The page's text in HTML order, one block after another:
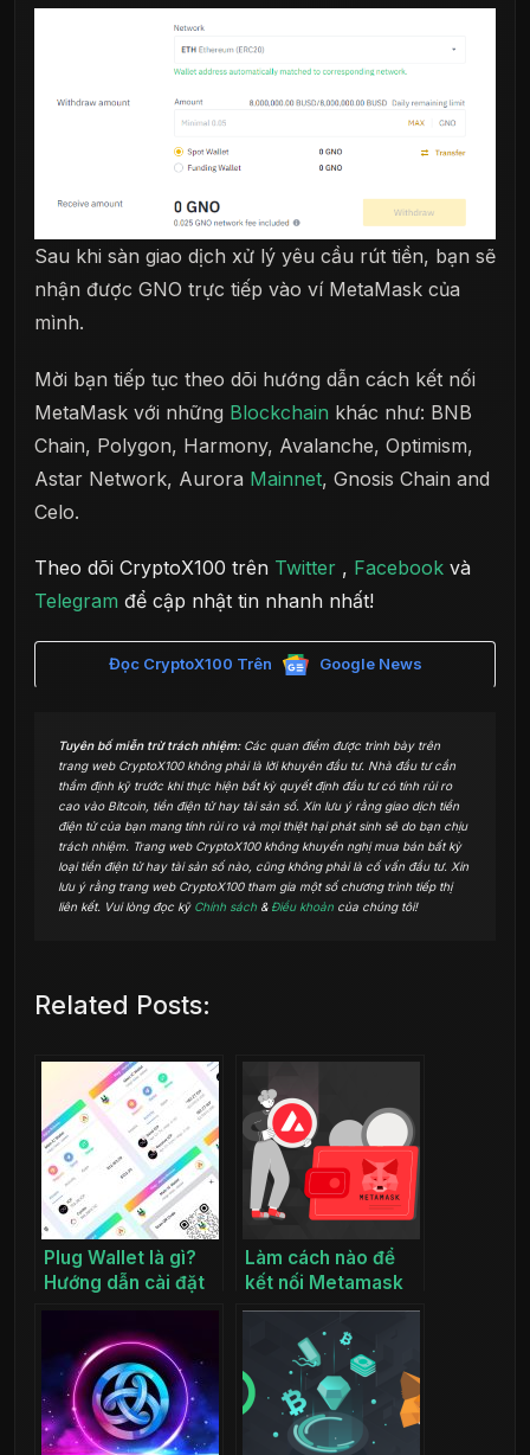
Sau khi sàn giao dịch xử lý yêu cầu rút tiền, bạn sẽ
nhận được GNO trực tiếp vào ví MetaMask của
mình.
Mời bạn tiếp tục theo dõi hướng dẫn cách kết nối
MetaMask với những Blockchain khác như: BNB
Chain, Polygon, Harmony, Avalanche, Optimism,
Astar Network, Aurora Mainnet, Gnosis Chain and
Celo.
Theo dõi CryptoX100 trên Twitter , Facebook và
Telegram để cập nhật tin nhanh nhất!
Đọc CryptoX100 Trên Google News
Tuyên bố miễn trừ trách nhiệm:Các quan điểm được trình bày trên
trang web CryptoX100 không phải là lời khuyên đầu tư. Nhà đầu tư cần
thẩm định kỹ trước khi thực hiện bất kỳ quyết định đầu tư có tính rủi ro
cao vào Bitcoin, tiền điện tử hay tài sản số. Xin lưu ý rằng giao dịch tiền
điện tử của bạn mang tính rủi ro và mọi thiệt hại phát sinh sẽ do bạn chịu
trách nhiệm. Trang web CryptoX100 không khuyến nghị mua bán bất kỳ
loại tiền điện tử hay tài sản số nào, cũng không phải là cố vấn đầu tư. Xin
lưu ý rằng trang web CryptoX100 tham gia một số chương trình tiếp thị
liên kết. Vui lòng đọc kỹ Chính sách & Điều khoản của chúng tôi!
Related Posts:
Plug Wallet là gì?
Hướng dẫn cài đặt
và sử dụng Plug
Làm cách nào để
kết nối Metamask
với Avalanche
(AVAX)?